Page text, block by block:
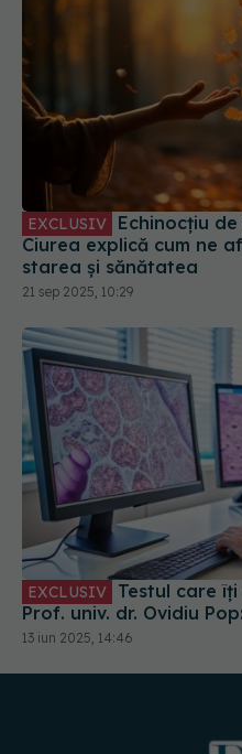
EXCLUSIV Echinocțiu de toamnă 2025. Vlad
Ciurea explică cum ne
starea și sănătatea
21 sep 2025, 10:29
EXCLUSIV Testul care îți arată dacă faci cancer.
Prof. univ. dr. Ovidiu
13 iun 2025, 14:46